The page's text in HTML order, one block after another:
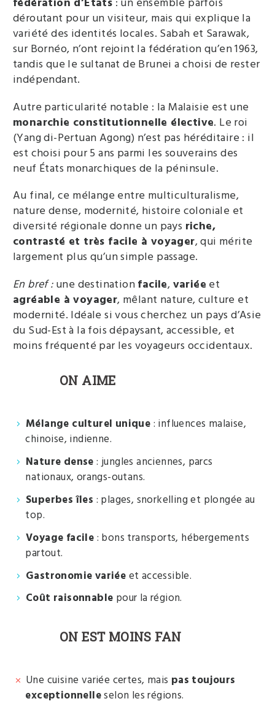
déroutant pour un visiteur, mais qui explique la
variété des identités locales. Sabah et Sarawak,
sur Bornéo, n’ont rejoint la fédération qu’en 1963,
tandis que le sultanat de Brunei a choisi de rester
indépendant.
Autre particularité notable : la Malaisie est une
monarchie constitutionnelle élective. Le roi
(Yang di-Pertuan Agong) n’est pas héréditaire : il
est choisi pour 5 ans parmi les souverains des
neuf États monarchiques de la péninsule.
Au final, ce mélange entre multiculturalisme,
nature dense, modernité, histoire coloniale et
diversité régionale donne un pays riche,
contrasté et très facile à voyager, qui mérite
largement plus qu’un simple passage.
En bref :une destination facile, variée et
agréable à voyager, mêlant nature, culture et
modernité. Idéale si vous cherchez un pays d’Asie
du Sud-Est à la fois dépaysant, accessible, et
moins fréquenté par les voyageurs occidentaux.
ON AIME
Mélange culturel unique : influences malaise,
chinoise, indienne.
Nature dense : jungles anciennes, parcs
nationaux, orangs-outans.
Superbes îles : plages, snorkelling et plongée au
top.
Voyage facile : bons transports, hébergements
partout.
Gastronomie variée et accessible.
Coût raisonnable pour la région.
ON EST MOINS FAN
Une cuisine variée certes, mais pas toujours
exceptionnelleselon les régions.